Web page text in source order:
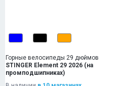
Горные велосипеды 29 дюймов
STINGER Element 29 2026 (на
промподшипниках)